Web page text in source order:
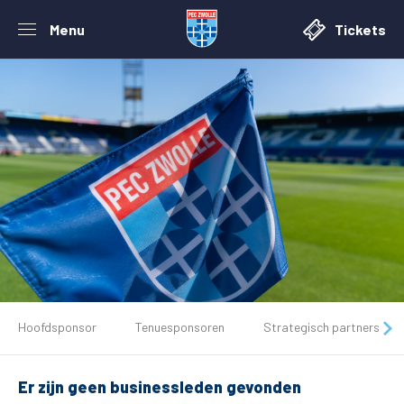
Menu Tickets
Tickets
Matchdays
Hoofdsponsor Tenuesponsoren Strategisch partners
Er zijn geen businessleden gevonden